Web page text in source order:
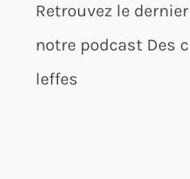
Retrouvez le
notre podcast Des
leffes